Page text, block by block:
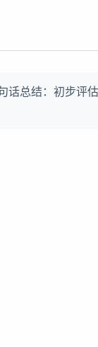
总结：初步评